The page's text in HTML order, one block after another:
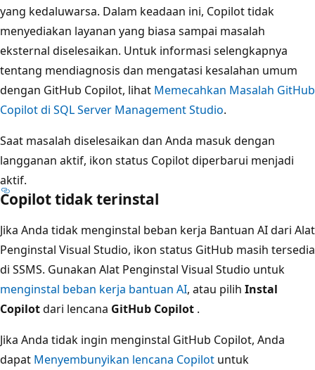
yang kedaluwarsa. Dalam keadaan ini, Copilot tidak
menyediakan layanan yang biasa sampai masalah
eksternal diselesaikan. Untuk informasi selengkapnya
tentang mendiagnosis dan mengatasi kesalahan umum
dengan GitHub Copilot, lihat Memecahkan Masalah GitHub
Copilot di SQL Server Management Studio.
Saat masalah diselesaikan dan Anda masuk dengan
langganan aktif, ikon status Copilot diperbarui menjadi
aktif.
Copilot tidak terinstal
Jika Anda tidak menginstal beban kerja Bantuan AI dari Alat
Penginstal Visual Studio, ikon status GitHub masih tersedia
di SSMS. Gunakan Alat Penginstal Visual Studio untuk
menginstal beban kerja bantuan AI, atau pilih Instal
Copilotdari lencana GitHub Copilot .
Jika Anda tidak ingin menginstal GitHub Copilot, Anda
dapat Menyembunyikan lencana Copilot untuk